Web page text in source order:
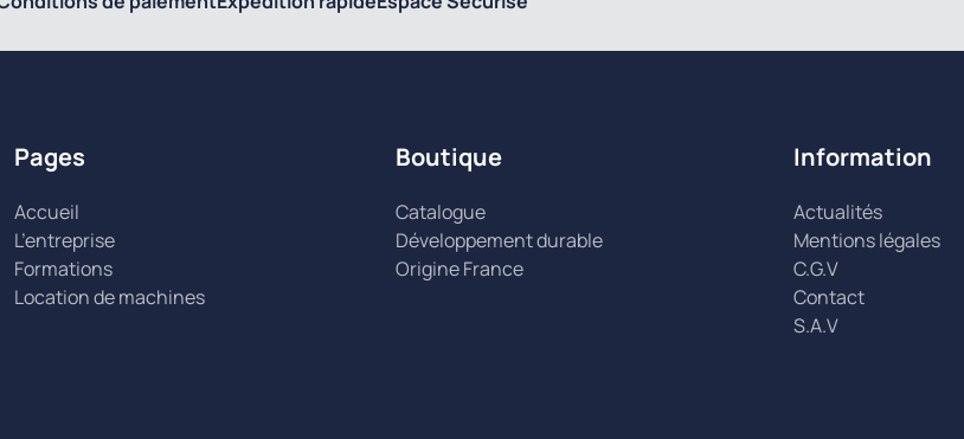
Pages
Accueil
L’entreprise
Formations
Location de machines
Boutique
Catalogue
Développement durable
Origine France
Information
Actualités
Mentions légales
C.G.V
Contact
S.A.V